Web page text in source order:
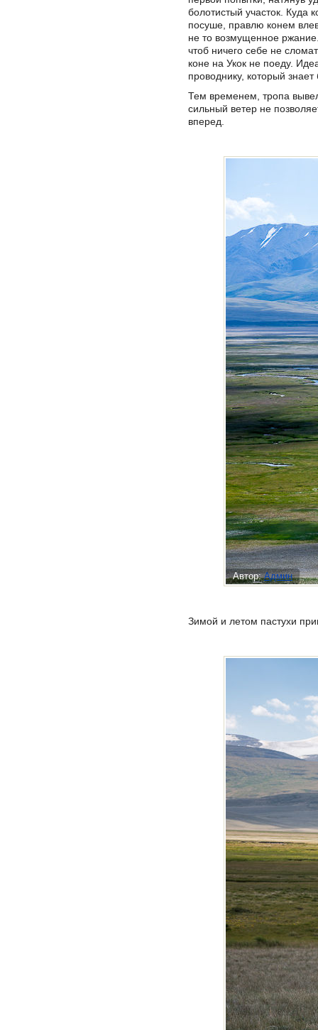
болотистый участок. Куда
посуше, правлю конем
не то возмущенное
чтоб ничего себе не
коне на Укок не поеду.
проводнику, который знает
Тем временем, тропа
сильный ветер не
вперед.
Автор:Админ
Зимой и летом пастухи